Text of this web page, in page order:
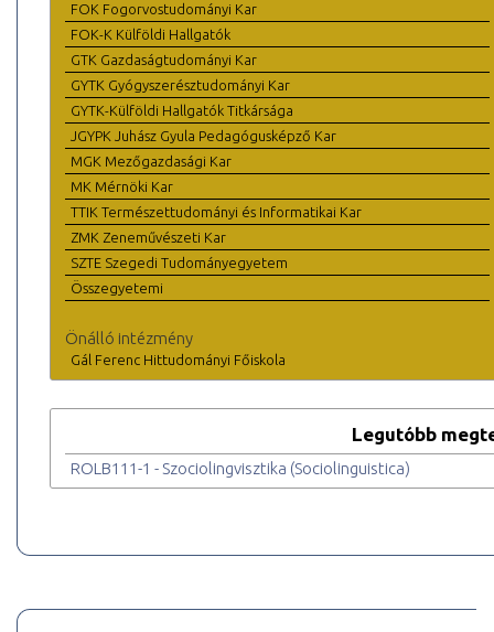
FOK Fogorvostudományi Kar
FOK-K Külföldi Hallgatók
GTK Gazdaságtudományi Kar
GYTK Gyógyszerésztudományi Kar
GYTK-Külföldi Hallgatók Titkársága
JGYPK Juhász Gyula Pedagógusképző Kar
MGK Mezőgazdasági Kar
MK Mérnöki Kar
TTIK Természettudományi és Informatikai Kar
ZMK Zeneművészeti Kar
SZTE Szegedi Tudományegyetem
Összegyetemi
Önálló intézmény
Gál Ferenc Hittudományi Főiskola
Legutóbb
ROLB111-1 - Szociolingvisztika (Sociolinguistica)